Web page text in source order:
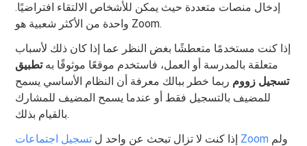
إدخال منصات متعددة حيث يمكن للأشخاص الالتقاء افتراضيًا.
واحدة من الأكثر شعبية هو Zoom.
إذا كنت مستخدمًا متعطشًا بغض النظر عما إذا كان ذلك لأسباب
متعلقة بالمدرسة أو العمل، فاستخدم موقعًا موثوقًا بهتطبيق
تسجيل زووم ربما خطر ببالك معرفة أن النظام الأساسي يسمح
للمضيف بالتسجيل فقط أو عندما يسمح المضيف للمشارك
بالقيام بذلك.
إذا كنت لا تزال تبحث عن واحد ل تسجيل اجتماعات Zoom